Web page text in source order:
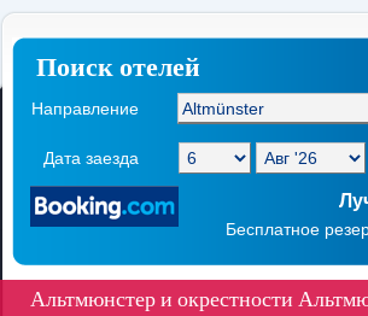
Поиск отелей
Направление
Дата заезда
Бесплатное
Альтмюнстер и окрестности